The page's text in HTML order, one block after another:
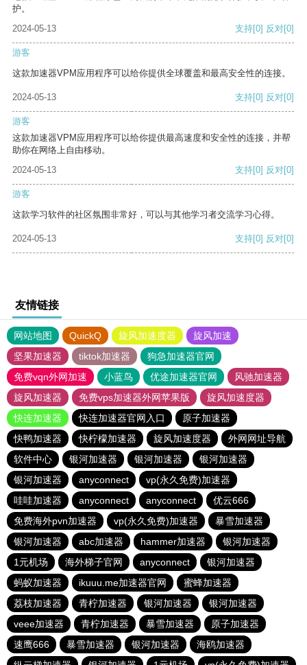
护。
2024-05-13
支持[0] 反对[0]
游客
这款加速器VPM应用程序可以给你提供全球覆盖和最高安全性的连接。
2024-05-13 支持[0] 反对[0]
游客
这款加速器VPM应用程序可以给你提供最高速度和安全性的连接，并帮
助你在网络上自由移动。
2024-05-13
支持[0] 反对[0]
游客
这款学习软件的社区氛围非常好，可以与其他学习者交流学习心得。
2024-05-13 支持[0] 反对[0]
友情链接
网站地图 QuickQ 旋风加速度器
旋风加速
坚果加速器
tiktok加速器
狗急加速器官网
免费vqn外网加速
小蓝鸟 优途加速器官网
风驰加速器
旋风加速器
免费vps加速器外网苹果版
旋风加速度器
快连加速器
快连加速器官网入口
原子加速器
快鸭加速器
快柠檬加速器 旋风加速度器
外网网址导航
软件中心
银河加速器 银河加速器
银河加速器
银河加速器
anyconnect
vp(永久免费)加速器
哇哇加速器
anyconnect anyconnect
优云666
免费海外pvn加速器
vp(永久免费)加速器
暴雪加速器
银河加速器
abc加速器 hammer加速器
银河加速器
1元机场
海外梯子官网 anyconnect
银河加速器
蚂蚁加速器
ikuuu.me加速器官网
蜜蜂加速器
荔枝加速器
青柠加速器 银河加速器
银河加速器
veee加速器
青柠加速器 暴雪加速器
原子加速器
速鹰666
暴雪加速器 银河加速器
海鸥加速器